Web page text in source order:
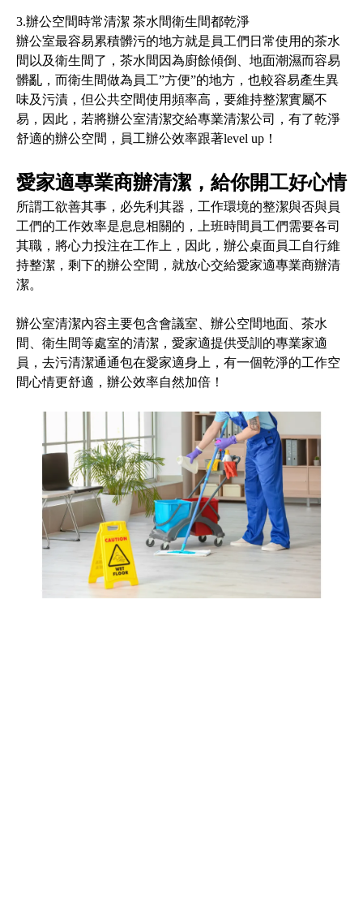
3.辦公空間時常清潔 茶水間衛生間都乾淨
辦公室最容易累積髒污的地方就是員工們日常使用的茶水
間以及衛生間了，茶水間因為廚餘傾倒、地面潮濕而容易
髒亂，而衛生間做為員工”方便”的地方，也較容易產生異
味及污漬，但公共空間使用頻率高，要維持整潔實屬不
易，因此，若將辦公室清潔交給專業清潔公司，有了乾淨
舒適的辦公空間，員工辦公效率跟著level up！
愛家適專業商辦清潔，給你開工好心情
所謂工欲善其事，必先利其器，工作環境的整潔與否與員
工們的工作效率是息息相關的，上班時間員工們需要各司
其職，將心力投注在工作上，因此，辦公桌面員工自行維
持整潔，剩下的辦公空間，就放心交給愛家適專業商辦清
潔。
辦公室清潔內容主要包含會議室、辦公空間地面、茶水
間、衛生間等處室的清潔，愛家適提供受訓的專業家適
員，去污清潔通通包在愛家適身上，有一個乾淨的工作空
間心情更舒適，辦公效率自然加倍！